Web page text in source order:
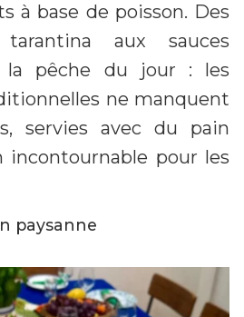
à base de poisson. Des
aux sauces
la pêche du jour : les
ne manquent
servies avec du pain
incontournable pour les
paysanne